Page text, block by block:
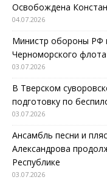
Освобождена
04.07.2026
Министр обороны РФ
Черноморского флота
03.07.2026
В Тверском
подготовку по
03.07.2026
Ансамбль песни и
Александрова
Республике
03.07.2026